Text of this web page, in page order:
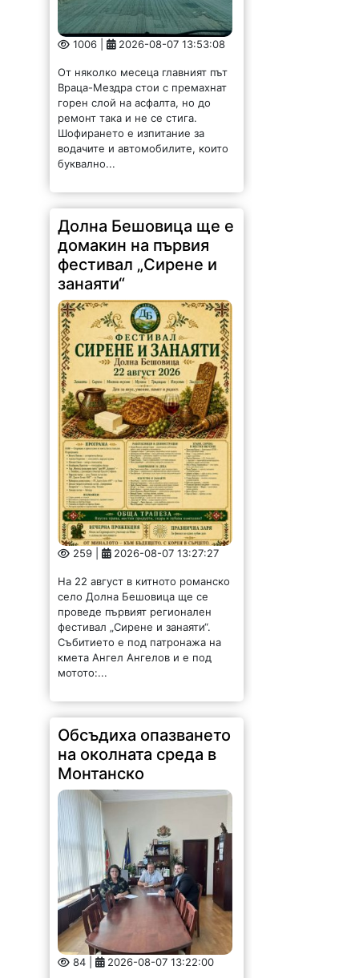
1006 | 2026-08-07 13:53:08
От няколко месеца главният път
Враца-Мездра стои с премахнат
горен слой на асфалта, но до
ремонт така и не се стига.
Шофирането е изпитание за
водачите и автомобилите, които
буквално...
Долна Бешовица ще е
домакин на първия
фестивал „Сирене и
занаяти“
259 | 2026-08-07 13:27:27
На 22 август в китното романско
село Долна Бешовица ще се
проведе първият регионален
фестивал „Сирене и занаяти“.
Събитието е под патронажа на
кмета Ангел Ангелов и е под
мотото:...
Обсъдиха опазването
на околната среда в
Монтанско
84 | 2026-08-07 13:22:00